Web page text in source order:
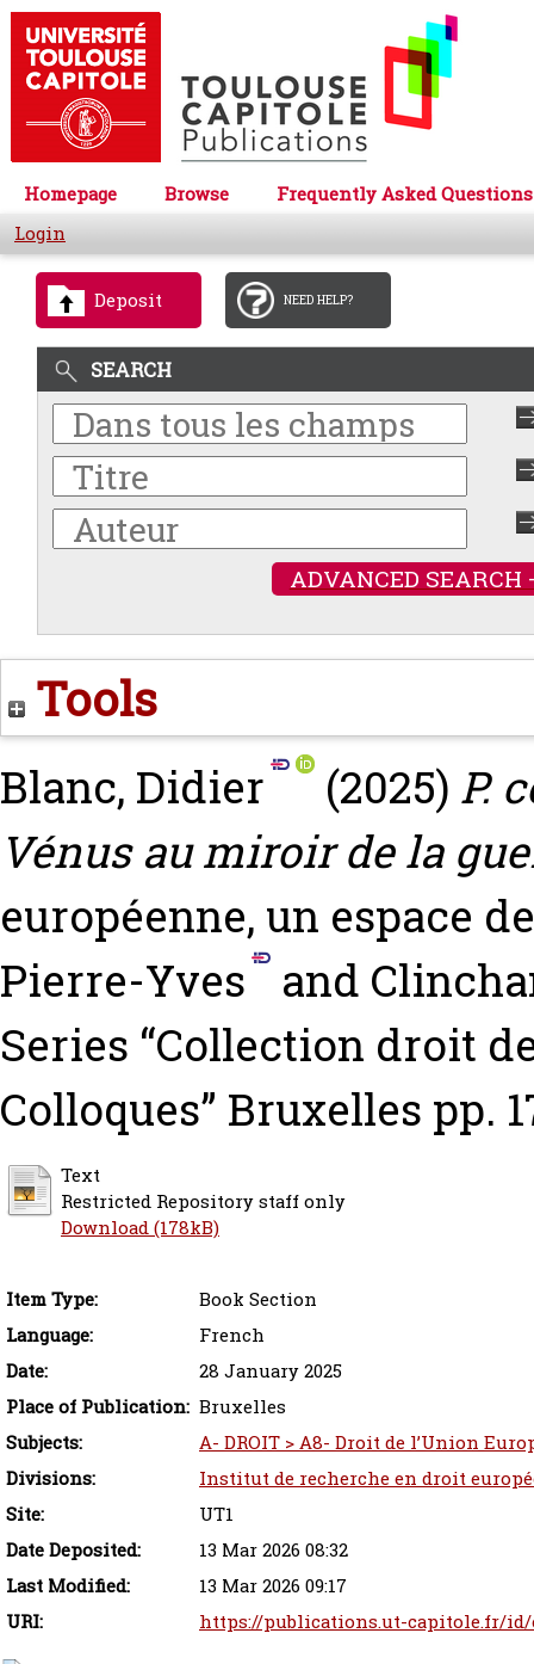
Homepage Browse
Frequently Asked Questions
Login
Deposit NEED HELP?
SEARCH
ADVANCED SEARCH
Tools
Blanc, Didier (2025) P.
Vénus au miroir de la
européenne, un espace
Pierre-Yves
and
Series “Collection droit
Colloques” Bruxelles pp.
Text
Restricted Repository staff only
Download (178kB)
Item Type:
Book Section
Language:
French
Date:
28 January 2025
Place of Publication: Bruxelles
Subjects:
A- DROIT > A8- Droit de l’Union
Divisions:
Institut de recherche en droit
Site:
UT1
Date Deposited:
13 Mar 2026 08:32
Last Modified:
13 Mar 2026 09:17
URI:
https://publications.ut-capitole.fr/id/